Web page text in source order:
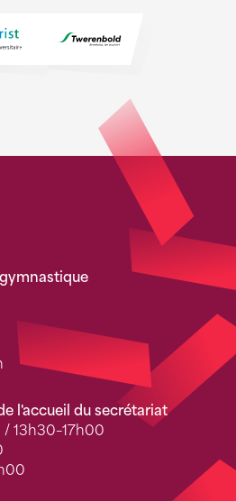
l'accueil du secrétariat
13h30–17h00